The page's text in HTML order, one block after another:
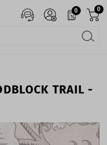
0 0
TRAIL -